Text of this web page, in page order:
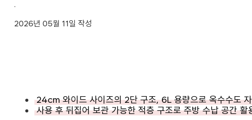
·
2026년 05월 11일 작성
24cm 와이드 사이즈의 2단 구조, 6L 용량으로 옥수수도
사용 후 뒤집어 보관 가능한 적층 구조로 주방 수납 공간 활